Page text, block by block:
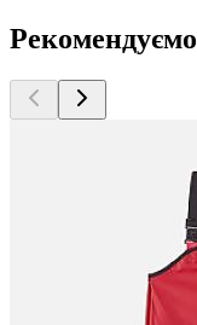
Рекомендуємо